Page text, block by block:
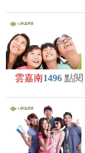
雲嘉南1496 點閱